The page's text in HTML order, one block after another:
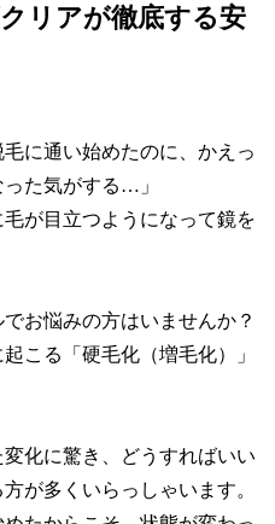
リアが徹底する安
に通い始めたのに、かえっ
た気がする…」
毛が目立つようになって鏡を
お悩みの方はいませんか？
こる「硬毛化（増毛化）」
化に驚き、どうすればいい
が多くいらっしゃいます。